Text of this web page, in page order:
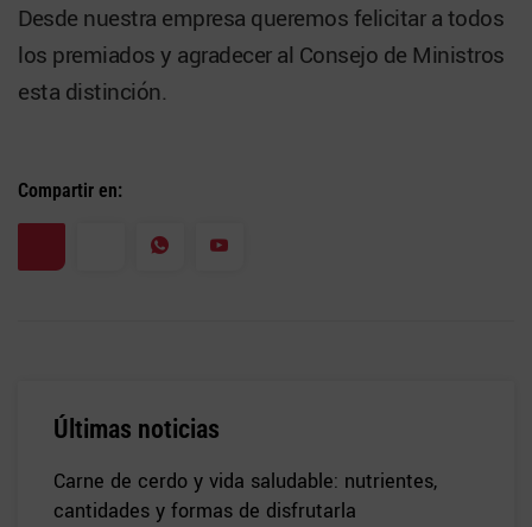
Desde nuestra empresa queremos felicitar a todos
los premiados y agradecer al Consejo de Ministros
esta distinción.
Compartir en:
Últimas noticias
Carne de cerdo y vida saludable: nutrientes,
cantidades y formas de disfrutarla